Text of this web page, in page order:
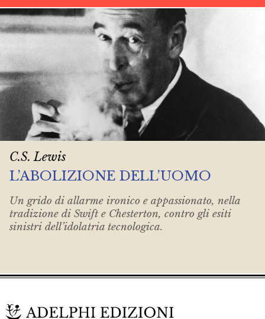
C.S. Lewis
L’ABOLIZIONE DELL’UOMO
Un grido di allarme ironico e appassionato, nella
tradizione di Swift e Chesterton, contro gli esiti
sinistri dell’idolatria tecnologica.